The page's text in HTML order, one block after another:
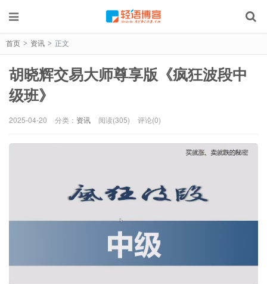
首页 > 资讯 > 正文
胡晓辉交易大师尊享版《疯狂波段中
级班》
2025-04-20 分类： 资讯 阅读(305) 评论(0)